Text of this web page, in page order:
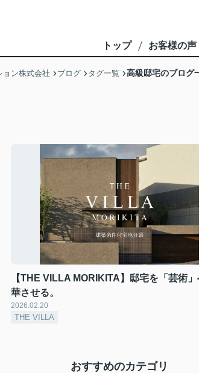
トップ お客様の声
ョン株式会社 ブログ タグ一覧 高級邸宅のブログ
【THE VILLA MORIKITA】邸宅を「芸術
華させる。
2026.02.20
THE VILLA
おすすめのカテゴリ